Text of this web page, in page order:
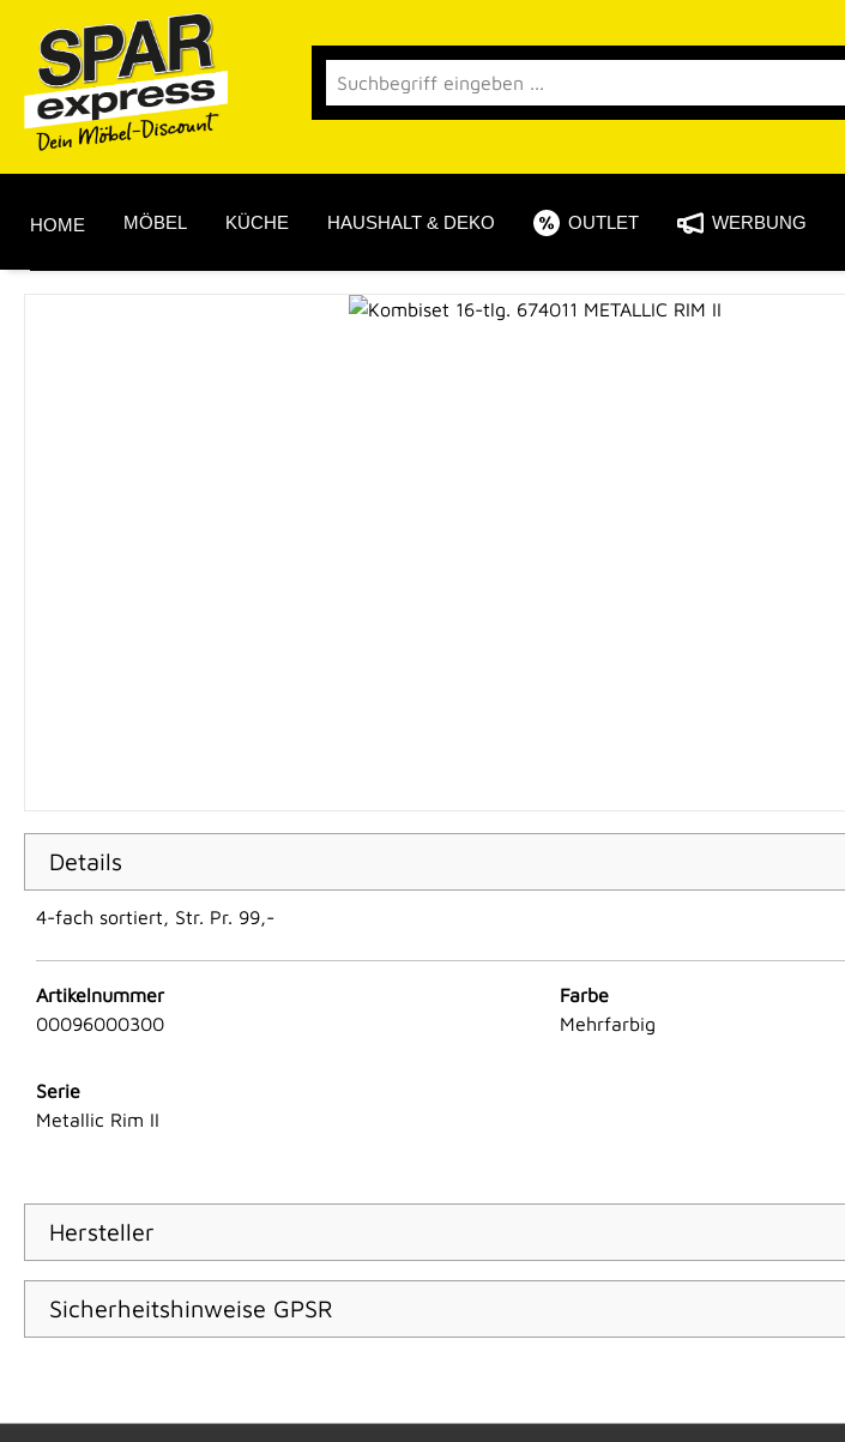
Hauptinhalt springen
Zur Suche springen
Zur Hauptnavigation springen
HOME MÖBEL KÜCHE HAUSHALT & DEKO OUTLET WERBUNG
Details
4-fach sortiert, Str. Pr. 99,-
Artikelnummer
00096000300
Farbe
Mehrfarbig
Serie
Metallic Rim II
Hersteller
Sicherheitshinweise GPSR